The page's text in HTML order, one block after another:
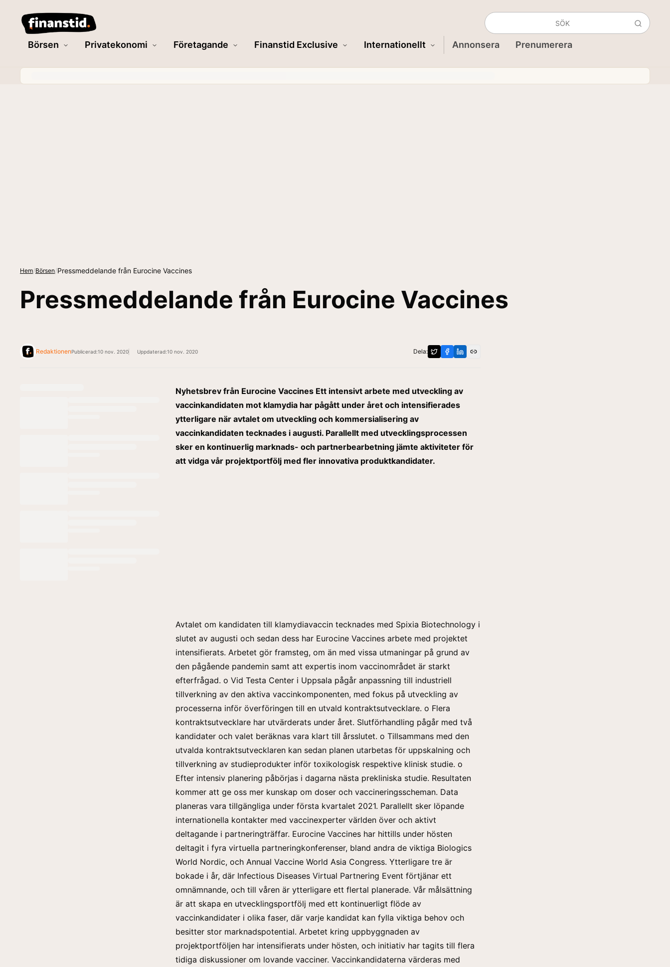
Börsen Privatekonomi Företagande Finanstid Exclusive Internationellt Annonsera Prenumerera
Hem/Börsen/Pressmeddelande från Eurocine Vaccines
Pressmeddelande från Eurocine Vaccines
RedaktionenPublicerad:10 nov. 2020 Uppdaterad:10 nov. 2020 Dela:
Nyhetsbrev från Eurocine Vaccines Ett intensivt arbete med utveckling av
vaccinkandidaten mot klamydia har pågått under året och intensifierades
ytterligare när avtalet om utveckling och kommersialisering av
vaccinkandidaten tecknades i augusti. Parallellt med utvecklingsprocessen
sker en kontinuerlig marknads- och partnerbearbetning jämte aktiviteter för
att vidga vår projektportfölj med fler innovativa produktkandidater.
Avtalet om kandidaten till klamydiavaccin tecknades med Spixia Biotechnology i
slutet av augusti och sedan dess har Eurocine Vaccines arbete med projektet
intensifierats. Arbetet gör framsteg, om än med vissa utmaningar på grund av
den pågående pandemin samt att expertis inom vaccinområdet är starkt
efterfrågad. o Vid Testa Center i Uppsala pågår anpassning till industriell
tillverkning av den aktiva vaccinkomponenten, med fokus på utveckling av
processerna inför överföringen till en utvald kontraktsutvecklare. o Flera
kontraktsutvecklare har utvärderats under året. Slutförhandling pågår med två
kandidater och valet beräknas vara klart till årsslutet. o Tillsammans med den
utvalda kontraktsutvecklaren kan sedan planen utarbetas för uppskalning och
tillverkning av studieprodukter inför toxikologisk respektive klinisk studie. o
Efter intensiv planering påbörjas i dagarna nästa prekliniska studie. Resultaten
kommer att ge oss mer kunskap om doser och vaccineringsscheman. Data
planeras vara tillgängliga under första kvartalet 2021. Parallellt sker löpande
internationella kontakter med vaccinexperter världen över och aktivt
deltagande i partneringträffar. Eurocine Vaccines har hittills under hösten
deltagit i fyra virtuella partneringkonferenser, bland andra de viktiga Biologics
World Nordic, och Annual Vaccine World Asia Congress. Ytterligare tre är
bokade i år, där Infectious Diseases Virtual Partnering Event förtjänar ett
omnämnande, och till våren är ytterligare ett flertal planerade. Vår målsättning
är att skapa en utvecklingsportfölj med ett kontinuerligt flöde av
vaccinkandidater i olika faser, där varje kandidat kan fylla viktiga behov och
besitter stor marknadspotential. Arbetet kring uppbyggnaden av
projektportföljen har intensifierats under hösten, och initiativ har tagits till flera
tidiga diskussioner om lovande vacciner. Vaccinkandidaterna värderas med